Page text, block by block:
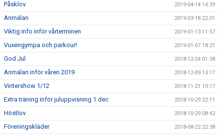
Påsklov 2019-04-14 14:39
Anmälan 2019-03-18 22:01
Viktig info inför vårterminen 2019-01-13 11:57
Vuxengympa och parkour! 2019-01-07 18:21
God Jul 2018-12-24 01:38
Anmälan inför våren 2019 2018-12-09 13:17
Vintershow 1/12 2018-11-21 10:17
Extra träning inför juluppvisning 1 dec 2018-10-29 22:11
Höstlov 2018-10-29 08:42
Föreningskläder 2018-08-22 22:38